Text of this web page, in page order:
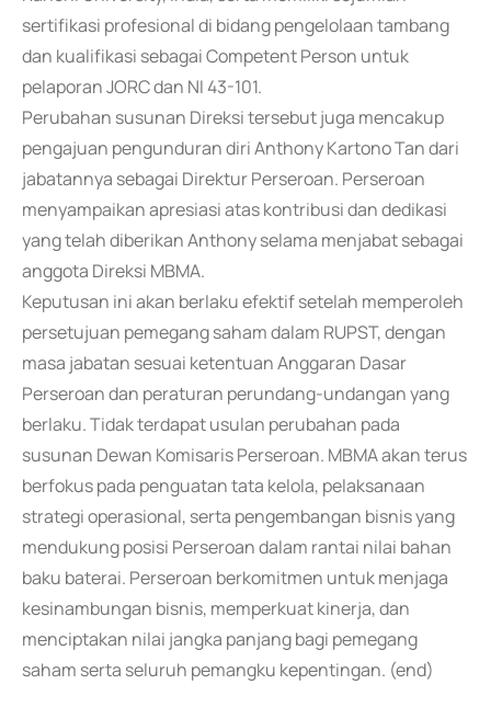
sertifikasi profesional di bidang pengelolaan tambang
dan kualifikasi sebagai Competent Person untuk
pelaporan JORC dan NI 43-101.
Perubahan susunan Direksi tersebut juga mencakup
pengajuan pengunduran diri Anthony Kartono Tan dari
jabatannya sebagai Direktur Perseroan. Perseroan
menyampaikan apresiasi atas kontribusi dan dedikasi
yang telah diberikan Anthony selama menjabat sebagai
anggota Direksi MBMA.
Keputusan ini akan berlaku efektif setelah memperoleh
persetujuan pemegang saham dalam RUPST, dengan
masa jabatan sesuai ketentuan Anggaran Dasar
Perseroan dan peraturan perundang-undangan yang
berlaku. Tidak terdapat usulan perubahan pada
susunan Dewan Komisaris Perseroan. MBMA akan terus
berfokus pada penguatan tata kelola, pelaksanaan
strategi operasional, serta pengembangan bisnis yang
mendukung posisi Perseroan dalam rantai nilai bahan
baku baterai. Perseroan berkomitmen untuk menjaga
kesinambungan bisnis, memperkuat kinerja, dan
menciptakan nilai jangka panjang bagi pemegang
saham serta seluruh pemangku kepentingan. (end)